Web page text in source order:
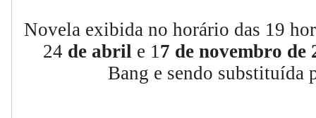
Novela exibida no horário das 19
24 de abril e 17 de novembro de
Bang e sendo substituída